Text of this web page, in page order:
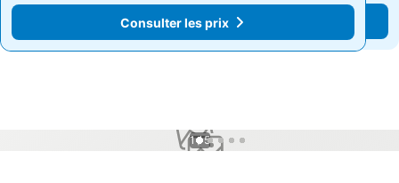
Consulter les prix
Consulter les prix
1 / 5